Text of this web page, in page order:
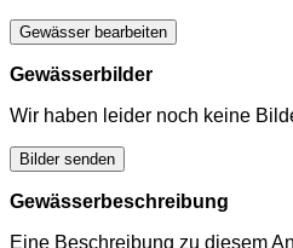
Gewässer bearbeiten
Gewässerbilder
Wir haben leider noch keine
Bilder senden
Gewässerbeschreibung
Eine Beschreibung zu diesem